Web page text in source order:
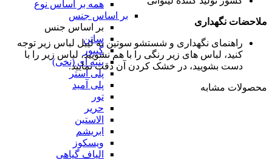
همه بر اساس نوع
بر اساس جنس
بر اساس جنس
ساتن
گیپور
پنبه ای (نخی)
پلی استر
پلی آمید
تور
حریر
الاستین
ابریشم
ویسکوز
الیاف گیاهی
ملاحضات نگهداری
راهنمای نگهداری و شستشو سوتین به لیبل لباس زیر توجه
کنید، لباس های زیر رنگی را با هم نشویید، لباس زیر را با
دست بشویید، در خشک کردن آن دقت نمایید.
محصولات مشابه